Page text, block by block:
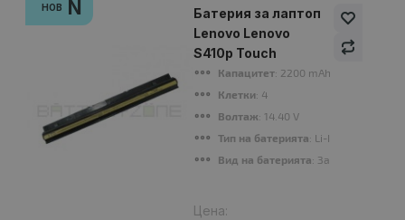
НОВ N
Батерия за лаптоп
Lenovo Lenovo
S410p Touch
Капацитет: 2200 mAh
Клетки: 4
Волтаж: 14.40 V
Тип на батерията: Li-Ion
Вид на батерията: Заместител
Цена: